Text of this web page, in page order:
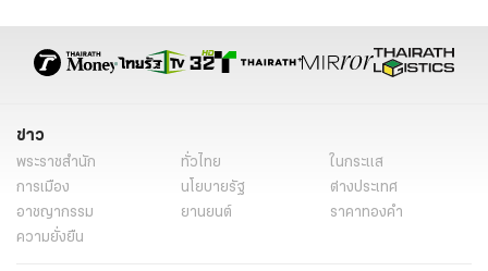
ข่าว
พระราชสำนัก ทั่วไทย
ในกระแส
การเมือง
นโยบายรัฐ
ต่างประเทศ
อาชญากรรม
ยานยนต์
ราคาทองคำ
ความยั่งยืน